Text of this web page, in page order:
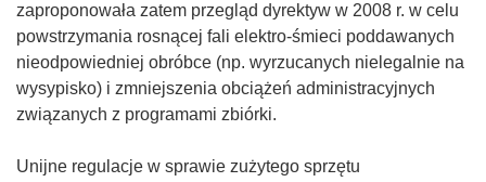
zaproponowała zatem przegląd dyrektyw w 2008 r. w celu
powstrzymania rosnącej fali elektro-śmieci poddawanych
nieodpowiedniej obróbce (np. wyrzucanych nielegalnie na
wysypisko) i zmniejszenia obciążeń administracyjnych
związanych z programami zbiórki.
Unijne regulacje w sprawie zużytego sprzętu